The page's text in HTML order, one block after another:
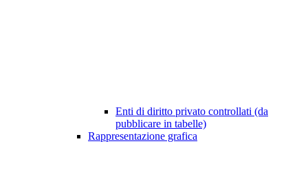
Enti di diritto privato controllati (da
pubblicare in tabelle)
Rappresentazione grafica